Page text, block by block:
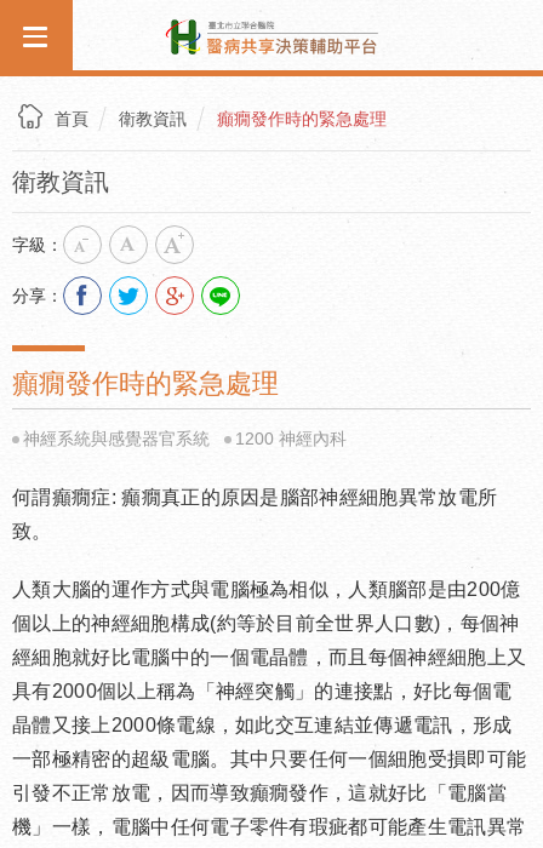
首頁 衛教資訊 癲癇發作時的緊急處理
衛教資訊
字級：
分享：
癲癇發作時的緊急處理
神經系統與感覺器官系統 1200 神經內科
何謂癲癇症: 癲癇真正的原因是腦部神經細胞異常放電所
致。
人類大腦的運作方式與電腦極為相似，人類腦部是由200億
個以上的神經細胞構成(約等於目前全世界人口數)，每個神
經細胞就好比電腦中的一個電晶體，而且每個神經細胞上又
具有2000個以上稱為「神經突觸」的連接點，好比每個電
晶體又接上2000條電線，如此交互連結並傳遞電訊，形成
一部極精密的超級電腦。其中只要任何一個細胞受損即可能
引發不正常放電，因而導致癲癇發作，這就好比「電腦當
機」一樣，電腦中任何電子零件有瑕疵都可能產生電訊異常